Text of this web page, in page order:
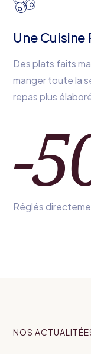
Une Cuisine
Des plats faits
manger toute la
repas plus
-
Réglés
NOS